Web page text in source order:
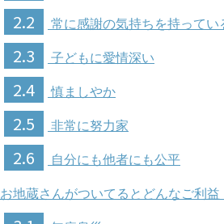
2.2 常に感謝の気持ちを持ってい
2.3 子どもに愛情深い
2.4 慎ましやか
2.5 非常に努力家
2.6 自分にも他者にも公平
お地蔵さんがついてるとどんなご利益